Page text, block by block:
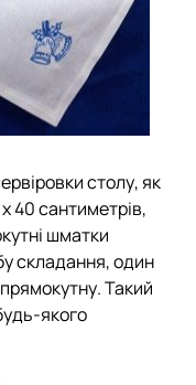
столу, як
40 сантиметрів,
шматки
складання, один
Такий
якого